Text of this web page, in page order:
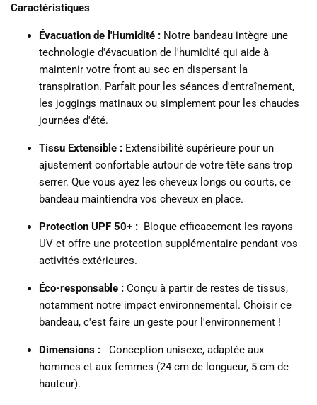
Caractéristiques
Évacuation de l'Humidité : Notre bandeau intègre une
technologie d'évacuation de l'humidité qui aide à
maintenir votre front au sec en dispersant la
transpiration. Parfait pour les séances d'entraînement,
les joggings matinaux ou simplement pour les chaudes
journées d'été.
Tissu Extensible : Extensibilité supérieure pour un
ajustement confortable autour de votre tête sans trop
serrer. Que vous ayez les cheveux longs ou courts, ce
bandeau maintiendra vos cheveux en place.
Protection UPF 50+ : Bloque efficacement les rayons
UV et offre une protection supplémentaire pendant vos
activités extérieures.
Éco-responsable : Conçu à partir de restes de tissus,
notamment notre impact environnemental. Choisir ce
bandeau, c'est faire un geste pour l'environnement !
Dimensions :
Conception unisexe, adaptée aux
hommes et aux femmes (24 cm de longueur, 5 cm de
hauteur).